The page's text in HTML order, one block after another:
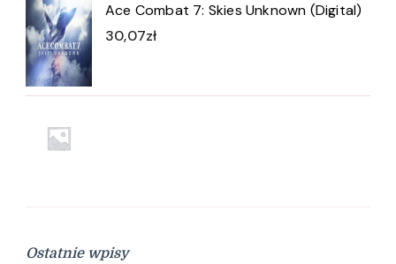
Ace Combat 7: Skies Unknown (Digital)
30,07zł
Ostatnie wpisy